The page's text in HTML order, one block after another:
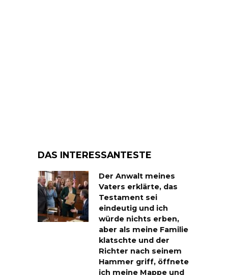
DAS INTERESSANTESTE
Der Anwalt meines
Vaters erklärte, das
Testament sei
eindeutig und ich
würde nichts erben,
aber als meine Familie
klatschte und der
Richter nach seinem
Hammer griff, öffnete
ich meine Mappe und